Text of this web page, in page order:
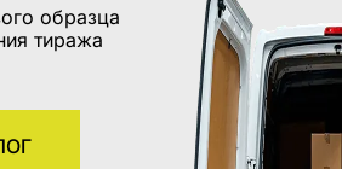
образца
тиража